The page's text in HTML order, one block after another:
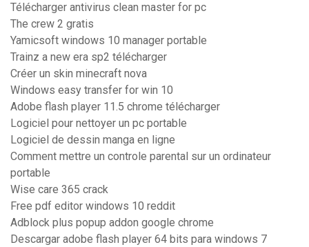
Télécharger antivirus clean master for pc
The crew 2 gratis
Yamicsoft windows 10 manager portable
Trainz a new era sp2 télécharger
Créer un skin minecraft nova
Windows easy transfer for win 10
Adobe flash player 11.5 chrome télécharger
Logiciel pour nettoyer un pc portable
Logiciel de dessin manga en ligne
Comment mettre un controle parental sur un ordinateur
portable
Wise care 365 crack
Free pdf editor windows 10 reddit
Adblock plus popup addon google chrome
Descargar adobe flash player 64 bits para windows 7